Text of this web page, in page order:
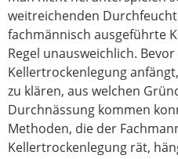
weitreichenden
fachmännisch ausgeführte
Regel unausweichlich.
Kellertrockenlegung
zu klären, aus welchen
Durchnässung kommen
Methoden, die der
Kellertrockenlegung rät,